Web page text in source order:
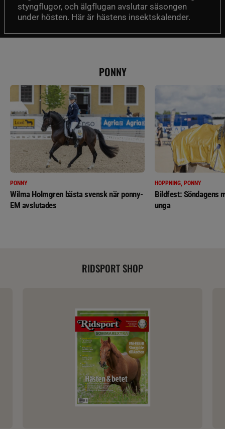
styngflugor, och älgflugan avslutar säsongen
under hösten. Här är hästens insektskalender.
PONNY
PONNY
Wilma Holmgren bästa svensk när ponny-
EM avslutades
HOPPNING, PONNY
Bildfest: Söndagens
unga
RIDSPORT SHOP